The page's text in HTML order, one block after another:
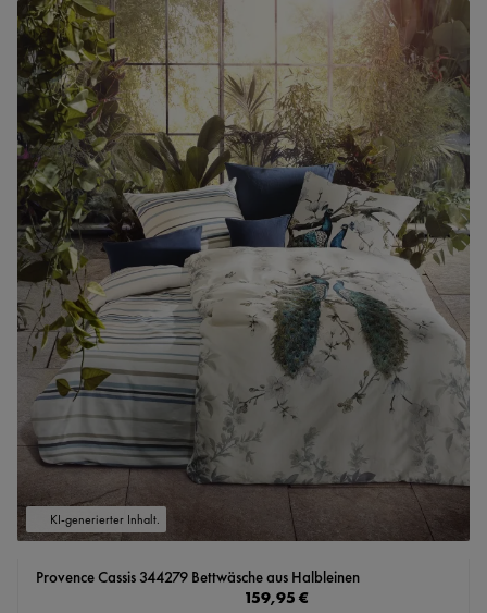
KI-generierter Inhalt.
Provence Cassis 344279 Bettwäsche aus Halbleinen
Regulärer Preis:
159,95 €